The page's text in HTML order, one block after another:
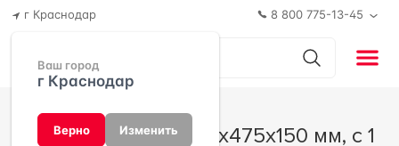
г Краснодар
Ваш город
г Краснодар
Верно Изменить
8 800 775-13-45